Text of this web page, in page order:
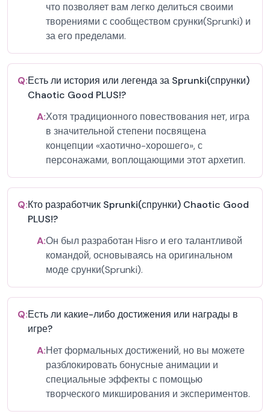
что позволяет вам легко делиться своими
творениями с сообществом срунки(Sprunki) и
за его пределами.
Q:Есть ли история или легенда за Sprunki(спрунки)
Chaotic Good PLUS!?
A:Хотя традиционного повествования нет, игра
в значительной степени посвящена
концепции «хаотично-хорошего», с
персонажами, воплощающими этот архетип.
Q:Кто разработчик Sprunki(спрунки) Chaotic Good
PLUS!?
A:Он был разработан Hisro и его талантливой
командой, основываясь на оригинальном
моде срунки(Sprunki).
Q:Есть ли какие-либо достижения или награды в
игре?
A:Нет формальных достижений, но вы можете
разблокировать бонусные анимации и
специальные эффекты с помощью
творческого микширования и экспериментов.